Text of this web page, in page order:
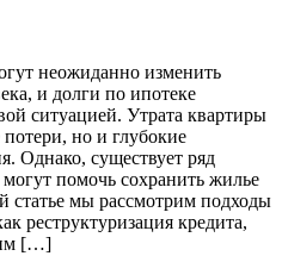
неожиданно изменить
и долги по ипотеке
ситуацией. Утрата квартиры
но и глубокие
Однако, существует ряд
помочь сохранить жилье
статье мы рассмотрим подходы
реструктуризация кредита,
[…]